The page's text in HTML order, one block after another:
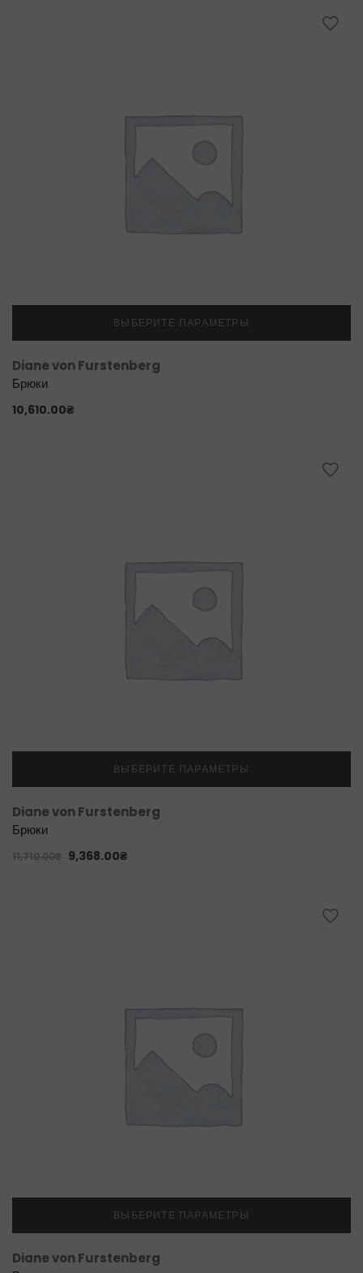
ВЫБЕРИТЕ ПАРАМЕТРЫ
Diane von Furstenberg
Брюки
10,610.00₴
ВЫБЕРИТЕ ПАРАМЕТРЫ
Diane von Furstenberg
Брюки
11,710.00₴ 9,368.00₴
ВЫБЕРИТЕ ПАРАМЕТРЫ
Diane von Furstenberg